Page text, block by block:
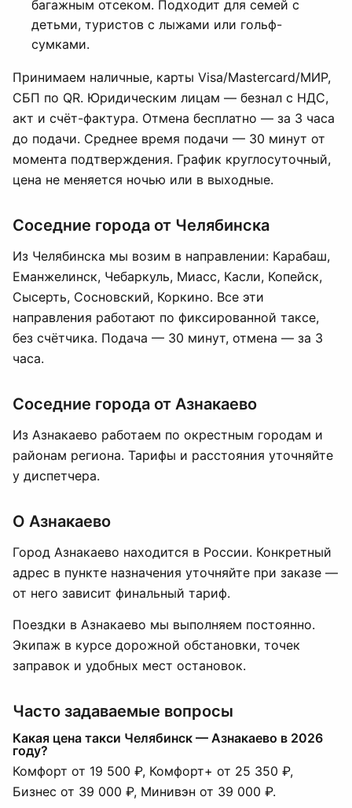
багажным отсеком. Подходит для семей с
детьми, туристов с лыжами или гольф-
сумками.
Принимаем наличные, карты Visa/Mastercard/МИР,
СБП по QR. Юридическим лицам — безнал с НДС,
акт и счёт-фактура. Отмена бесплатно — за 3 часа
до подачи. Среднее время подачи — 30 минут от
момента подтверждения. График круглосуточный,
цена не меняется ночью или в выходные.
Соседние города от Челябинска
Из Челябинска мы возим в направлении: Карабаш,
Еманжелинск, Чебаркуль, Миасс, Касли, Копейск,
Сысерть, Сосновский, Коркино. Все эти
направления работают по фиксированной таксе,
без счётчика. Подача — 30 минут, отмена — за 3
часа.
Соседние города от Азнакаево
Из Азнакаево работаем по окрестным городам и
районам региона. Тарифы и расстояния уточняйте
у диспетчера.
О Азнакаево
Город Азнакаево находится в России. Конкретный
адрес в пункте назначения уточняйте при заказе —
от него зависит финальный тариф.
Поездки в Азнакаево мы выполняем постоянно.
Экипаж в курсе дорожной обстановки, точек
заправок и удобных мест остановок.
Часто задаваемые вопросы
Какая цена такси Челябинск — Азнакаево в 2026
году?
Комфорт от 19 500 ₽, Комфорт+ от 25 350 ₽,
Бизнес от 39 000 ₽, Минивэн от 39 000 ₽.